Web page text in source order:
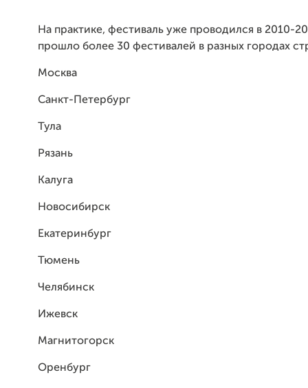
На практике, фестиваль уже проводился в 2010-
прошло более 30 фестивалей в разных городах
Москва
Санкт-Петербург
Тула
Рязань
Калуга
Новосибирск
Екатеринбург
Тюмень
Челябинск
Ижевск
Магнитогорск
Оренбург